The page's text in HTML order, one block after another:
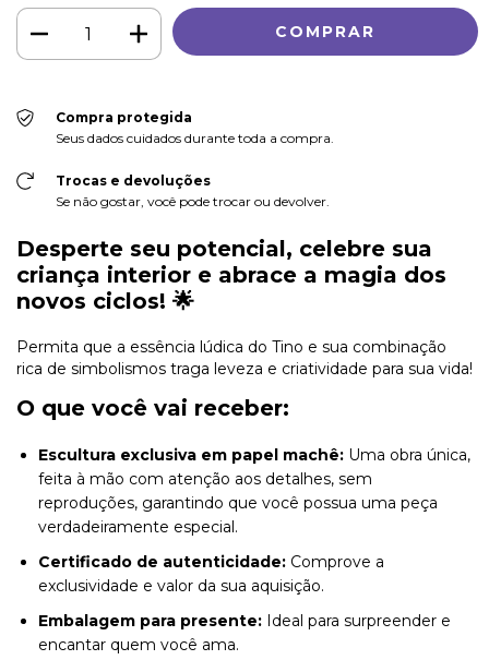
Compra protegida
Seus dados cuidados durante toda a compra.
Trocas e devoluções
Se não gostar, você pode trocar ou devolver.
Desperte seu potencial, celebre sua
criança interior e abrace a magia dos
novos ciclos! 🌟
Permita que a essência lúdica do Tino e sua combinação
rica de simbolismos traga leveza e criatividade para sua vida!
O que você vai receber:
Escultura exclusiva em papel machê: Uma obra única,
feita à mão com atenção aos detalhes, sem
reproduções, garantindo que você possua uma peça
verdadeiramente especial.
Certificado de autenticidade: Comprove a
exclusividade e valor da sua aquisição.
Embalagem para presente: Ideal para surpreender e
encantar quem você ama.